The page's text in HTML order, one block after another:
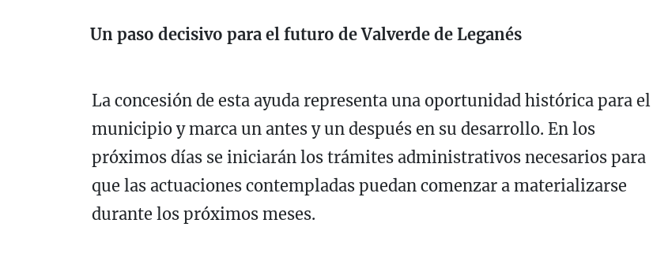
Un paso decisivo para el futuro de Valverde de Leganés
La concesión de esta ayuda representa una oportunidad histórica para el
municipio y marca un antes y un después en su desarrollo. En los
próximos días se iniciarán los trámites administrativos necesarios para
que las actuaciones contempladas puedan comenzar a materializarse
durante los próximos meses.